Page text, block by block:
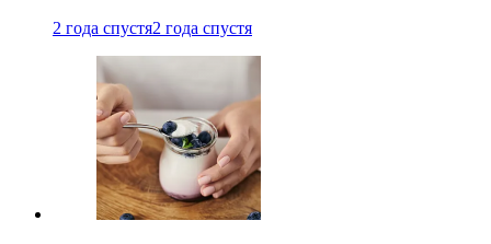
2 года спустя2 года спустя